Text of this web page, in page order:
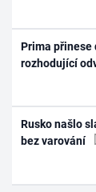
Prima přinese
rozhodující
Rusko našlo
bez varování